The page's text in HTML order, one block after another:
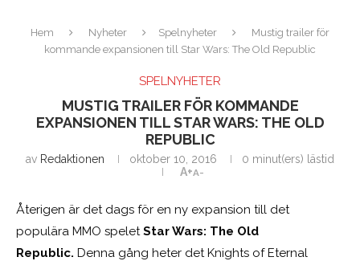
Hem Nyheter Spelnyheter
Mustig trailer för
kommande expansionen till Star Wars: The Old Republic
SPELNYHETER
MUSTIG TRAILER FÖR KOMMANDE
EXPANSIONEN TILL STAR WARS: THE OLD
REPUBLIC
av Redaktionen oktober 10, 2016
0 minut(ers) lästid
A+A-
Återigen är det dags för en ny expansion till det
populära MMO speletStar Wars: The Old
Republic. Denna gång heter det Knights of Eternal